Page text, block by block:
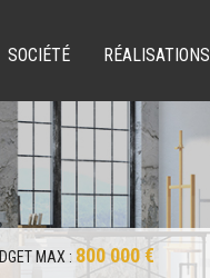
SOCIÉTÉ RÉALISATIONS
MAX : 800 000 €